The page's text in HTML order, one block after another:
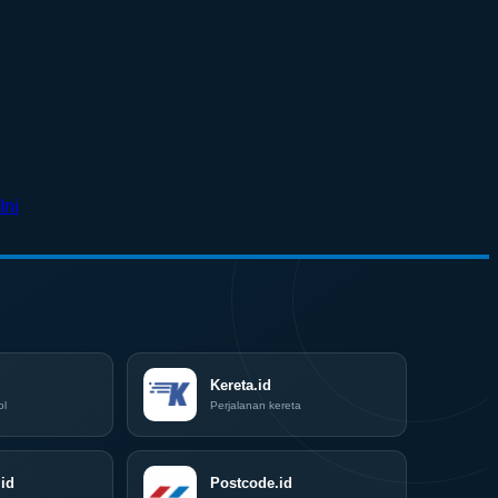
Surabaya
Kereta.id
Perjalanan kereta
Postcode.id